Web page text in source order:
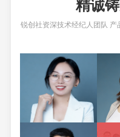
精诚
锐创社资深技术经纪人团队